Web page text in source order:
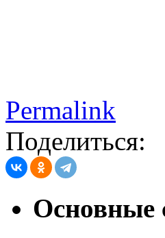
Permalink
Поделиться:
Основные